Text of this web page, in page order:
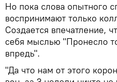
Но пока слова опытного
воспринимают только
Создается впечатление,
себя мыслью "Пронесло
впредь".
"Да что нам от этого